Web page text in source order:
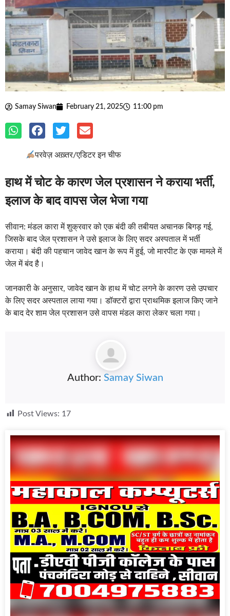
Samay Siwan February 21, 2025 11:00 pm
परवेज़ अख़्तर/एडिटर इन चीफ
हाथ में चोट के कारण जेल प्रशासन ने कराया भर्ती,
इलाज के बाद वापस जेल भेजा गया
सीवान: मंडल कारा में शुक्रवार को एक बंदी की तबीयत अचानक बिगड़ गई,
जिसके बाद जेल प्रशासन ने उसे इलाज के लिए सदर अस्पताल में भर्ती
कराया। बंदी की पहचान जावेद खान के रूप में हुई, जो मारपीट के एक मामले में
जेल में बंद है।
जानकारी के अनुसार, जावेद खान के हाथ में चोट लगने के कारण उसे उपचार
के लिए सदर अस्पताल लाया गया। डॉक्टरों द्वारा प्राथमिक इलाज किए जाने
के बाद देर शाम जेल प्रशासन उसे वापस मंडल कारा लेकर चला गया।
Author: Samay Siwan
Post Views: 17